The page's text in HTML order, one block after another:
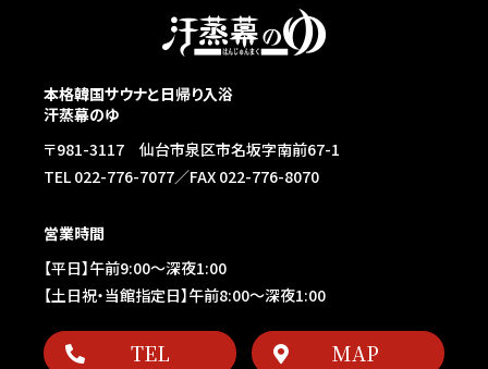
本格韓国サウナと日帰り入浴
汗蒸幕のゆ
〒981-3117 仙台市泉区市名坂字南前67-1
TEL 022-776-7077／FAX 022-776-8070
営業時間
【平日】午前9:00～深夜1:00
【土日祝・当館指定日】午前8:00～深夜1:00
TEL MAP